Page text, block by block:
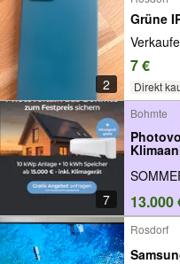
2
Grüne
7 €
Direkt
7
Bohmte
13.000
Rosdorf